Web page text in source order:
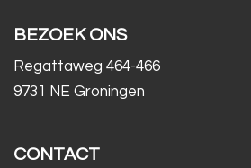
BEZOEK ONS
Regattaweg 464-466
9731 NE Groningen
CONTACT